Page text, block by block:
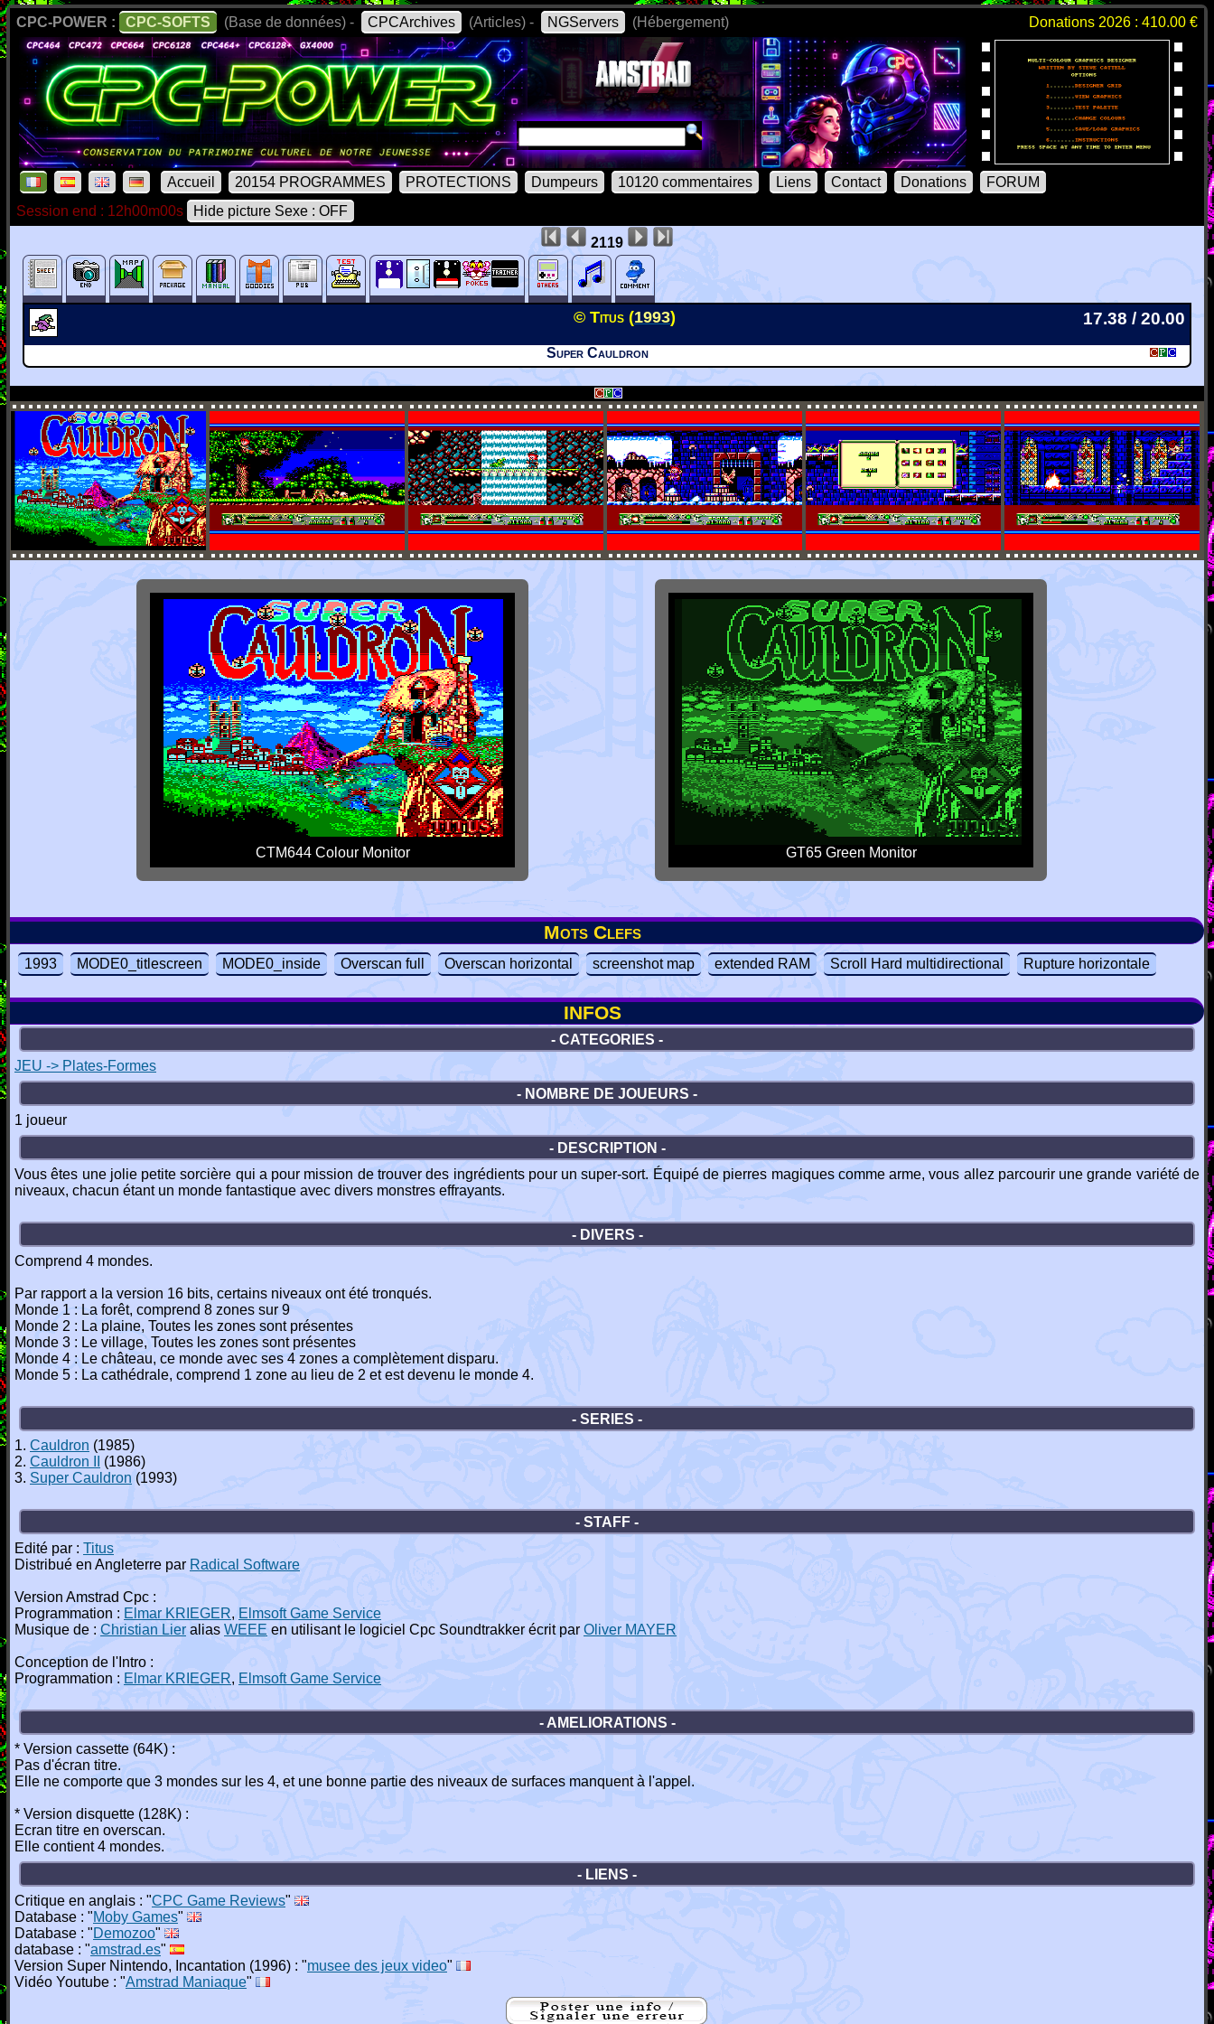
CPC-POWER : CPC-SOFTS (Base de données) - CPCArchives (Articles) - NGServers (Hébergement) Donations 2026 : 410.00 €
Accueil 20154 PROGRAMMES PROTECTIONS Dumpeurs 10120 commentaires Liens Contact Donations
FORUM
Session end : 12h00m00s
Hide picture Sexe : OFF
2119
© Titus (1993) 17.38 / 20.00
Super Cauldron
CTM644 Colour Monitor GT65 Green Monitor
Mots Clefs
1993 MODE0_titlescreen MODE0_inside Overscan full Overscan horizontal screenshot map extended RAM Scroll Hard multidirectional Rupture horizontale
INFOS
- CATEGORIES -
JEU -> Plates-Formes
- NOMBRE DE JOUEURS -
1 joueur
- DESCRIPTION -
Vous êtes une jolie petite sorcière qui a pour mission de trouver des ingrédients pour un super-sort. Équipé de pierres magiques comme arme, vous allez parcourir une grande variété de
niveaux, chacun étant un monde fantastique avec divers monstres effrayants.
- DIVERS -
Comprend 4 mondes.
Par rapport a la version 16 bits, certains niveaux ont été tronqués.
Monde 1 : La forêt, comprend 8 zones sur 9
Monde 2 : La plaine, Toutes les zones sont présentes
Monde 3 : Le village, Toutes les zones sont présentes
Monde 4 : Le château, ce monde avec ses 4 zones a complètement disparu.
Monde 5 : La cathédrale, comprend 1 zone au lieu de 2 et est devenu le monde 4.
- SERIES -
1. Cauldron (1985)
2. Cauldron II
(1986)
3. Super Cauldron (1993)
- STAFF -
Edité par : Titus
Distribué en Angleterre par Radical Software
Version Amstrad Cpc :
Programmation : Elmar KRIEGER, Elmsoft Game Service
Musique de : Christian Lier alias WEEE en utilisant le logiciel Cpc Soundtrakker écrit par Oliver MAYER
Conception de l'Intro :
Programmation : Elmar KRIEGER, Elmsoft Game Service
- AMELIORATIONS -
* Version cassette (64K) :
Pas d'écran titre.
Elle ne comporte que 3 mondes sur les 4, et une bonne partie des niveaux de surfaces manquent à l'appel.
* Version disquette (128K) :
Ecran titre en overscan.
Elle contient 4 mondes.
- LIENS -
Critique en anglais : "CPC Game Reviews"
Database : "Moby Games"
Database : "Demozoo"
database : "amstrad.es"
Version Super Nintendo, Incantation (1996) : "musee des jeux video"
Vidéo Youtube : "Amstrad Maniaque"